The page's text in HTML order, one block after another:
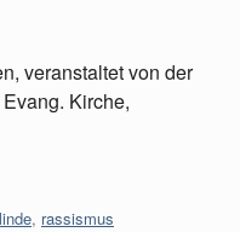
veranstaltet von der
Kirche,
, rassismus